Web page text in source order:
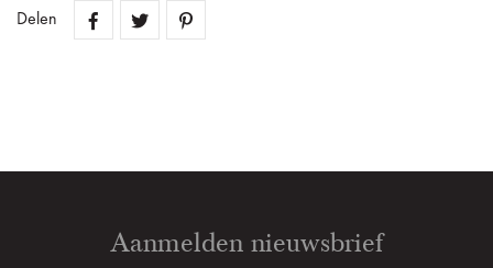
Delen
Aanmelden nieuwsbrief